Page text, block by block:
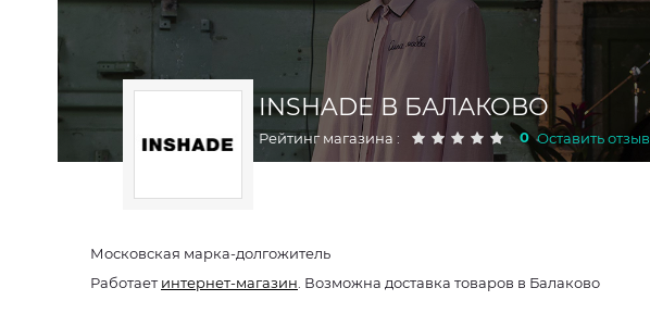
INSHADE В БАЛАКОВО
Рейтинг магазина : 0 Оставить отзыв
Московская марка-долгожитель
Работаетинтернет-магазин . Возможна доставка товаров в Балаково